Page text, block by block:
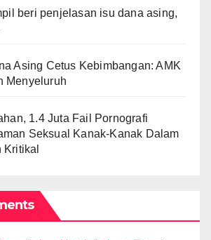
beri penjelasan isu dana asing,
Asing Cetus Kebimbangan: AMK
Menyeluruh
1.4 Juta Fail Pornografi
Seksual Kanak-Kanak Dalam